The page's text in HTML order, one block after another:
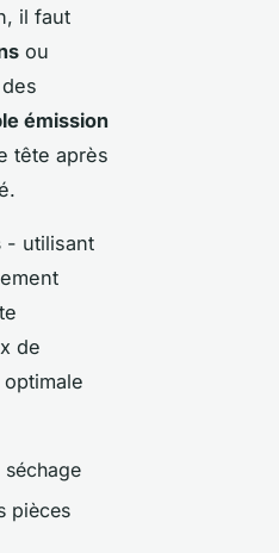
il faut
ou
émission
tête après
- utilisant
de
pièces